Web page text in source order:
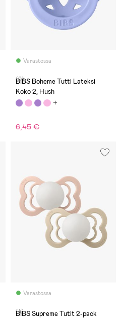
Varastossa
(0)
BIBS Boheme Tutti Lateksi
Koko 2, Hush
6,45 €
Varastossa
(4)
BIBS Supreme Tutit 2-pack